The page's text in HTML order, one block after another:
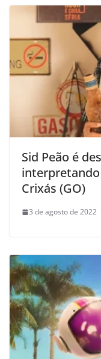
Sid Peão é
Crixás (GO)
3 de agosto de 2022